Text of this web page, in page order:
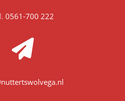
0561-700 222